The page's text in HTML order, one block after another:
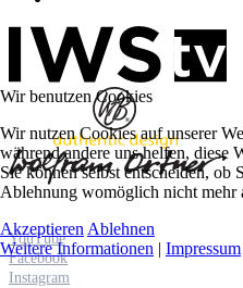
YouTube
Facebook
Instagram
Wir benutzen Cookies
Wir nutzen Cookies auf unserer
während andere uns helfen, diese
Sie können selbst entscheiden, ob
Ablehnung womöglich nicht mehr
Akzeptieren Ablehnen
Weitere Informationen | Impressum